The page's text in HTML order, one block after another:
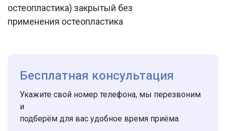
остеопластика) закрытый без
применения остеопластика
Бесплатная консультация
Укажите свой номер телефона, мы перезвоним
и
подберём для вас удобное время приёма.